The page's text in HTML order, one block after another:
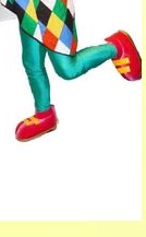
Шар сюрпиз